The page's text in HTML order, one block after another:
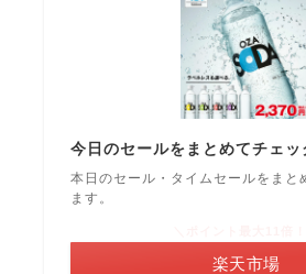
今日のセールをまとめてチェッ
本日のセール・タイムセールをまと
ます。
楽天市場